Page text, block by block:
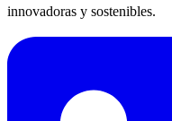
innovadoras y sostenibles.